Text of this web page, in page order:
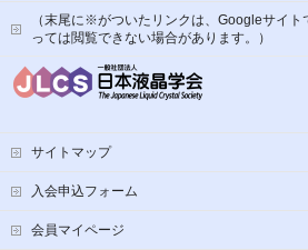
（末尾に※がついたリンクは、Googleサイト
っては閲覧できない場合があります。）
サイトマップ
入会申込フォーム
会員マイページ